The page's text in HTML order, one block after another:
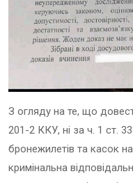
З огляду на те, що
201-2 ККУ, ні за ч. 1 ст.
бронежилетів та касок
кримінальна